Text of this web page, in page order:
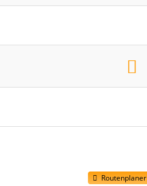
Routenplaner